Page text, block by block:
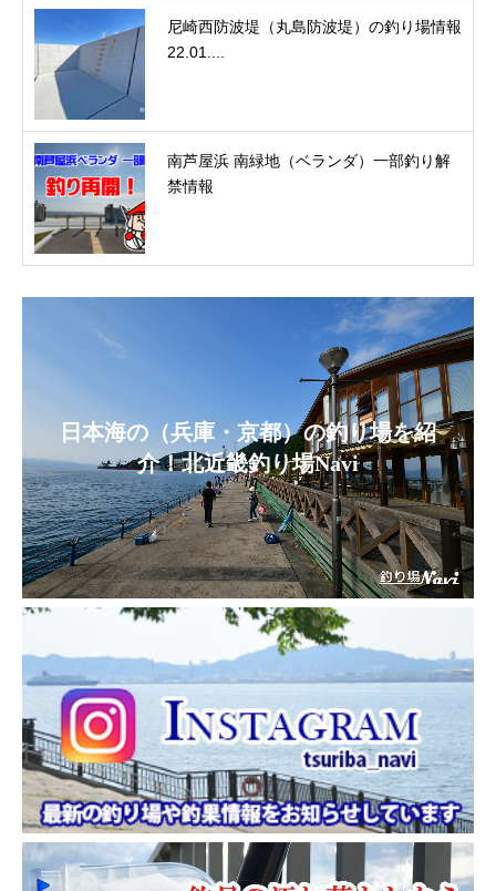
尼崎西防波堤（丸島防波堤）の釣り場情報
22.01....
南芦屋浜 南緑地（ベランダ）一部釣り解
禁情報
日本海の（兵庫・京都）の釣り場を紹
介！北近畿釣り場Navi